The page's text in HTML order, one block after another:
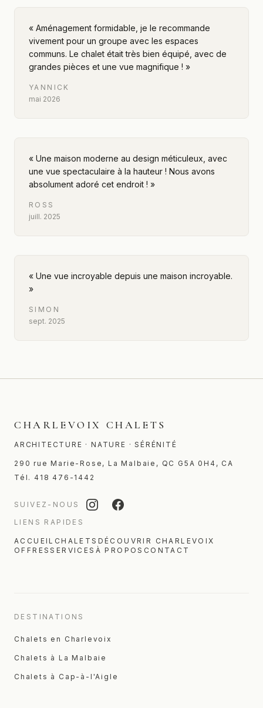
« Aménagement formidable, je le recommande
vivement pour un groupe avec les espaces
communs. Le chalet était très bien équipé, avec de
grandes pièces et une vue magnifique ! »
YANNICK
mai 2026
« Une maison moderne au design méticuleux, avec
une vue spectaculaire à la hauteur ! Nous avons
absolument adoré cet endroit ! »
ROSS
juill. 2025
« Une vue incroyable depuis une maison incroyable.
»
SIMON
sept. 2025
CHARLEVOIX CHALETS
ARCHITECTURE · NATURE · SÉRÉNITÉ
290 rue Marie-Rose , La Malbaie , QC G5A 0H4 , CA
Tél. 418 476-1442
SUIVEZ-NOUS
LIENS RAPIDES
ACCUEIL CHALETS DÉCOUVRIR CHARLEVOIX
OFFRESSERVICES À PROPOS CONTACT
DESTINATIONS
Chalets en Charlevoix
Chalets à La Malbaie
Chalets à Cap-à-l'Aigle